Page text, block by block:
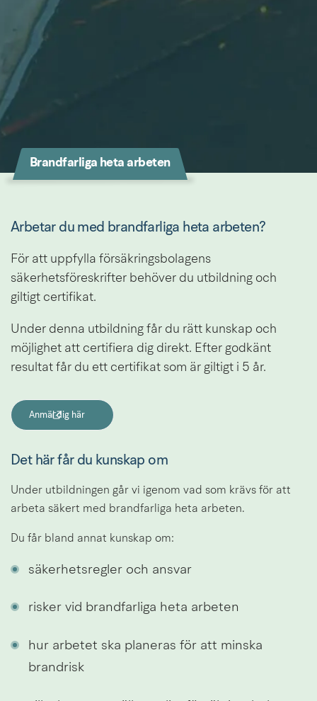
Brandfarliga heta arbeten
Arbetar du med brandfarliga heta arbeten?
För att uppfylla försäkringsbolagens
säkerhetsföreskrifter behöver du utbildning och
giltigt certifikat.
Under denna utbildning får du rätt kunskap och
möjlighet att certifiera dig direkt. Efter godkänt
resultat får du ett certifikat som är giltigt i 5 år.
Anmäl dig här
(länk till annan webbplats, öppnas i nytt fönster)
Det här får du kunskap om
Under utbildningen går vi igenom vad som krävs för att
arbeta säkert med brandfarliga heta arbeten.
Du får bland annat kunskap om:
säkerhetsregler och ansvar
risker vid brandfarliga heta arbeten
hur arbetet ska planeras för att minska
brandrisk